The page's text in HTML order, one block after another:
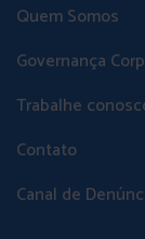
Quem Somos
Governança
Trabalhe
Contato
Canal de